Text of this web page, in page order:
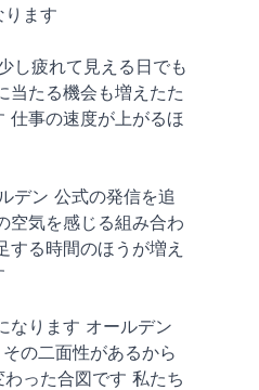
ます
し疲れて見える日でも
当たる機会も増えたた
仕事の速度が上がるほ
デン 公式の発信を追
空気を感じる組み合わ
る時間のほうが増え
なります オールデン
の二面性があるから
った合図です 私たち